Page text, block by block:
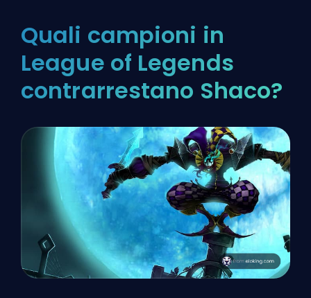
Quali campioni in
League of Legends
contrarrestano Shaco?